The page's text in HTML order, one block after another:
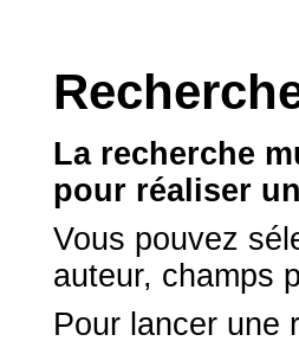
La recherche
pour réaliser
Vous pouvez
auteur, champs
Pour lancer une